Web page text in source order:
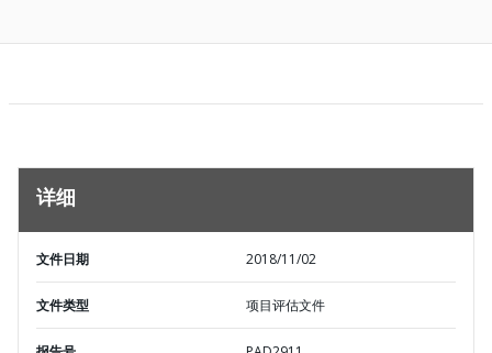
详细
文件日期 2018/11/02
文件类型 项目评估文件